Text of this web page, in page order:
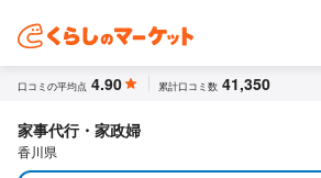
口コミの平均点 4.90 累計口コミ数 41,350
家事代行・家政婦
香川県